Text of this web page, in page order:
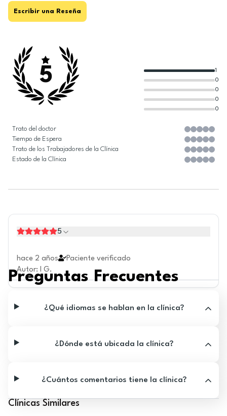
Escribir una Reseña
5
0
0
0
0
1
Trato del doctor
Tiempo de Espera
Trato de los Trabajadores de la Clínica
Estado de la Clínica
5
hace 2 años
Paciente verificado
Autor: I G.
Preguntas Frecuentes
¿Qué idiomas se hablan en la clínica?
¿Dónde está ubicada la clínica?
¿Cuántos comentarios tiene la clínica?
Clínicas Similares